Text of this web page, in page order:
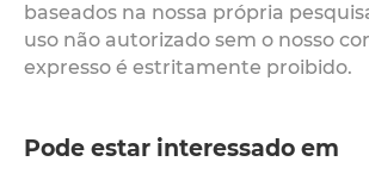
baseados na nossa própria
uso não autorizado sem o nosso
expresso é estritamente proibido.
Pode estar interessado em